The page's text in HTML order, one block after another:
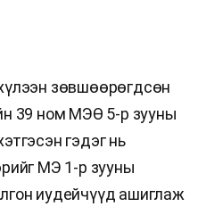
зөвшөөрөгдсөн
39 ном МЭӨ 5-р зууны
гэдэг нь
МЭ 1-р зууны
иудейчүүд ашиглаж